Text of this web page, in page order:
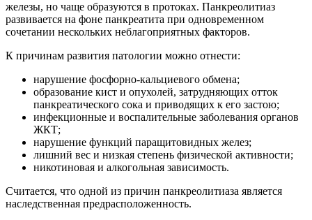
железы, но чаще образуются в протоках. Панкреолитиаз
развивается на фоне панкреатита при одновременном
сочетании нескольких неблагоприятных факторов.
К причинам развития патологии можно отнести:
нарушение фосфорно-кальциевого обмена;
образование кист и опухолей, затрудняющих отток
панкреатического сока и приводящих к его застою;
инфекционные и воспалительные заболевания органов
ЖКТ;
нарушение функций паращитовидных желез;
лишний вес и низкая степень физической активности;
никотиновая и алкогольная зависимость.
Считается, что одной из причин панкреолитиаза является
наследственная предрасположенность.